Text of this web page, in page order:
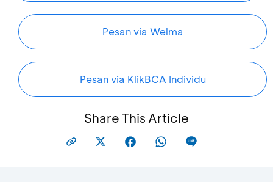
Pesan via Welma
Pesan via KlikBCA Individu
Share This Article